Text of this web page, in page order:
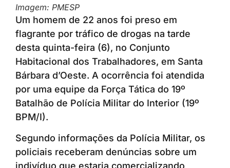
Imagem: PMESP
Um homem de 22 anos foi preso em
flagrante por tráfico de drogas na tarde
desta quinta-feira (6), no Conjunto
Habitacional dos Trabalhadores, em Santa
Bárbara d’Oeste. A ocorrência foi atendida
por uma equipe da Força Tática do 19º
Batalhão de Polícia Militar do Interior (19º
BPM/I).
Segundo informações da Polícia Militar, os
policiais receberam denúncias sobre um
indivíduo que estaria comercializando